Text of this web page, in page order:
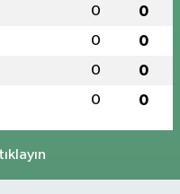
0 0
0 0
0 0
0 0